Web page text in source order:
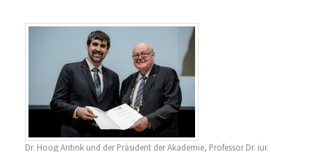
Dr. Hoog Antink und der Präsident der Akademie, Professor Dr. iur.